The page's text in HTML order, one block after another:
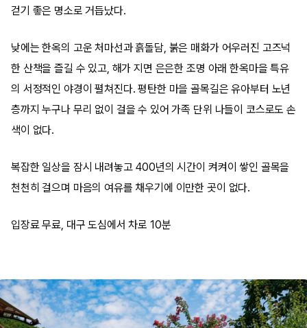
걷기 좋은 명소로 거듭났다.
낮에는 한옥의 고운 처마선과 흙돌담, 붉은 매화가 어우러진 고즈넉
한 산책을 즐길 수 있고, 해가 지면 은은한 조명 아래 한옥마을 특유
의 서정적인 야경이 펼쳐진다. 평탄한 마을 골목길은 유아부터 노년
층까지 누구나 무리 없이 걸을 수 있어 가족 단위 나들이 코스로도 손
색이 없다.
복잡한 일상을 잠시 내려놓고 400년의 시간이 켜켜이 쌓인 골목을
천천히 걸으며 마음의 여유를 채우기에 이만한 곳이 없다.
입장료 무료, 대구 도심에서 차로 10분